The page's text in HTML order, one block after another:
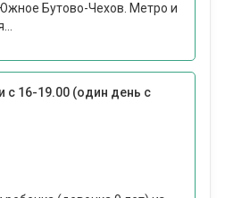
Бутово-Чехов. Метро и
с 16-19.00 (один день с